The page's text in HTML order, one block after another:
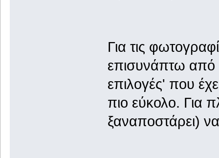
Για τις
επισυνάπτω από
επιλογές' που
πιο εύκολο. Για
ξαναποστάρει)